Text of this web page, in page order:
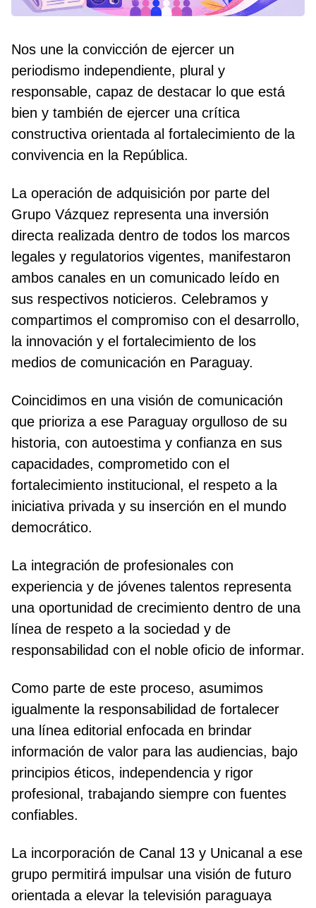
Nos une la convicción de ejercer un
periodismo independiente, plural y
responsable, capaz de destacar lo que está
bien y también de ejercer una crítica
constructiva orientada al fortalecimiento de la
convivencia en la República.
La operación de adquisición por parte del
Grupo Vázquez representa una inversión
directa realizada dentro de todos los marcos
legales y regulatorios vigentes, manifestaron
ambos canales en un comunicado leído en
sus respectivos noticieros. Celebramos y
compartimos el compromiso con el desarrollo,
la innovación y el fortalecimiento de los
medios de comunicación en Paraguay.
Coincidimos en una visión de comunicación
que prioriza a ese Paraguay orgulloso de su
historia, con autoestima y confianza en sus
capacidades, comprometido con el
fortalecimiento institucional, el respeto a la
iniciativa privada y su inserción en el mundo
democrático.
La integración de profesionales con
experiencia y de jóvenes talentos representa
una oportunidad de crecimiento dentro de una
línea de respeto a la sociedad y de
responsabilidad con el noble oficio de informar.
Como parte de este proceso, asumimos
igualmente la responsabilidad de fortalecer
una línea editorial enfocada en brindar
información de valor para las audiencias, bajo
principios éticos, independencia y rigor
profesional, trabajando siempre con fuentes
confiables.
La incorporación de Canal 13 y Unicanal a ese
grupo permitirá impulsar una visión de futuro
orientada a elevar la televisión paraguaya